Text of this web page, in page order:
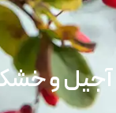
آجیل و